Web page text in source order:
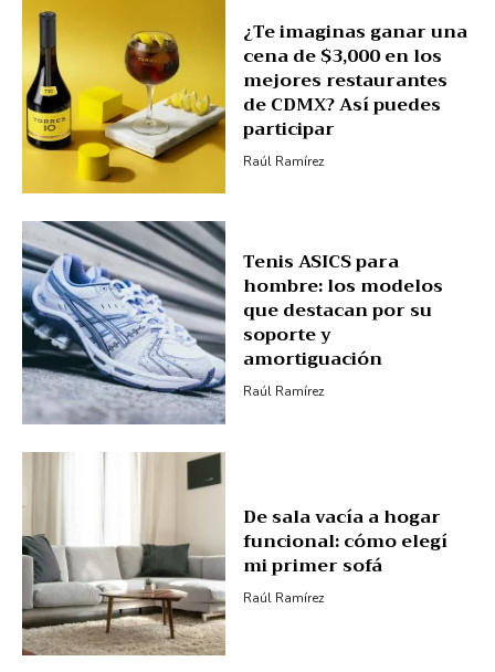
¿Te imaginas ganar una
cena de $3,000 en los
mejores restaurantes
de CDMX? Así puedes
participar
Raúl Ramírez
Tenis ASICS para
hombre: los modelos
que destacan por su
soporte y
amortiguación
Raúl Ramírez
De sala vacía a hogar
funcional: cómo elegí
mi primer sofá
Raúl Ramírez